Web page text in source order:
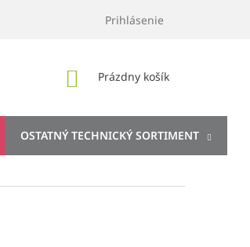
Prihlásenie
NÁKUPNÝ
Prázdny košík
OSTATNÝ TECHNICKÝ SORTIMENT